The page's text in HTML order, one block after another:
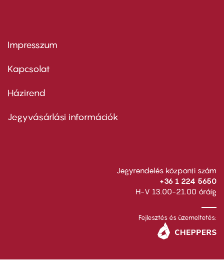
Footer
first
Impresszum
Kapcsolat
Footer
second
Házirend
Jegyvásárlási információk
Jegyrendelés központi szám
+36 1 224 5650
H-V 13.00-21.00 óráig
Fejlesztés és üzemeltetés: